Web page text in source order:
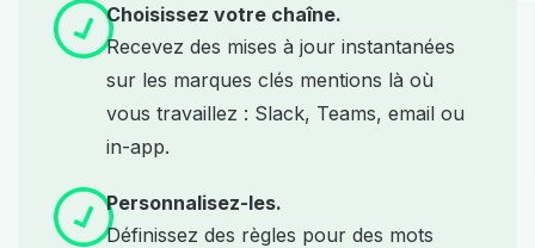
Choisissez votre chaîne.
Recevez des mises à jour instantanées
sur les marques clés mentions là où
vous travaillez : Slack, Teams, email ou
in-app.
Personnalisez-les.
Définissez des règles pour des mots